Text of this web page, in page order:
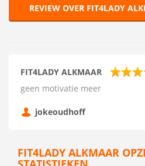
REVIEW OVER FIT4LADY
FIT4LADY ALKMAAR
geen motivatie meer
jokeoudhoff
FIT4LADY ALKMAAR